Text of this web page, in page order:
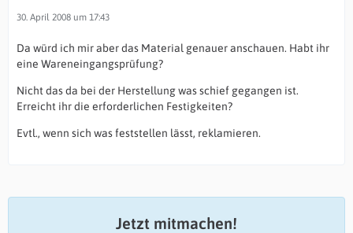
30. April 2008 um 17:43
Da würd ich mir aber das Material genauer anschauen. Habt ihr
eine Wareneingangsprüfung?
Nicht das da bei der Herstellung was schief gegangen ist.
Erreicht ihr die erforderlichen Festigkeiten?
Evtl., wenn sich was feststellen lässt, reklamieren.
Jetzt mitmachen!